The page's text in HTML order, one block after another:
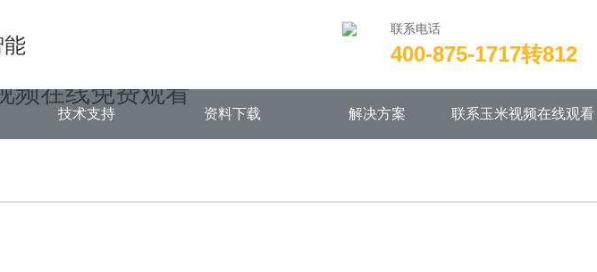
/www/wwwroot/X29X30Z1.COM/func.php on line115
频在线免费观看
能
联系电话
400-875-1717转812
技术支持 资料下载 解决方案 联系玉米视频在线观看